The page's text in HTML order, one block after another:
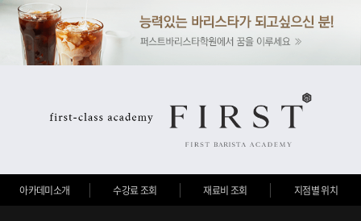
아카데미소개 수강료 조회 재료비 조회 지점별 위치